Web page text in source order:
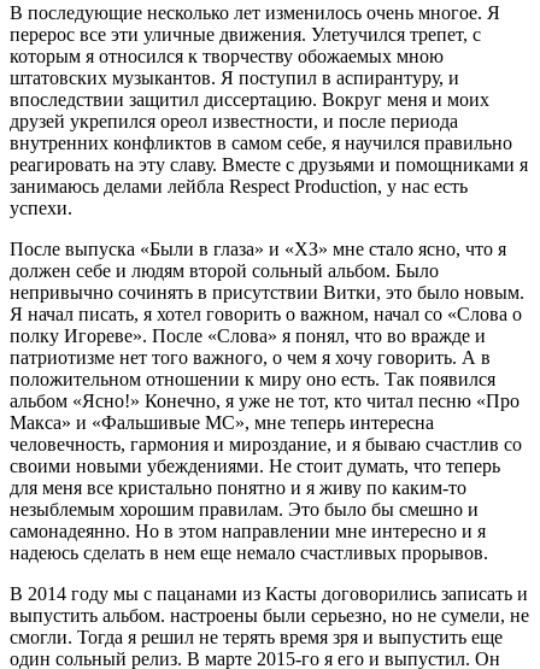
В последующие несколько лет изменилось очень многое. Я
перерос все эти уличные движения. Улетучился трепет, с
которым я относился к творчеству обожаемых мною
штатовских музыкантов. Я поступил в аспирантуру, и
впоследствии защитил диссертацию. Вокруг меня и моих
друзей укрепился ореол известности, и после периода
внутренних конфликтов в самом себе, я научился правильно
реагировать на эту славу. Вместе с друзьями и помощниками я
занимаюсь делами лейбла Respect Production, у нас есть
успехи.
После выпуска «Были в глаза» и «ХЗ» мне стало ясно, что я
должен себе и людям второй сольный альбом. Было
непривычно сочинять в присутствии Витки, это было новым.
Я начал писать, я хотел говорить о важном, начал со «Слова о
полку Игореве». После «Слова» я понял, что во вражде и
патриотизме нет того важного, о чем я хочу говорить. А в
положительном отношении к миру оно есть. Так появился
альбом «Ясно!» Конечно, я уже не тот, кто читал песню «Про
Макса» и «Фальшивые МС», мне теперь интересна
человечность, гармония и мироздание, и я бываю счастлив со
своими новыми убеждениями. Не стоит думать, что теперь
для меня все кристально понятно и я живу по каким‑то
незыблемым хорошим правилам. Это было бы смешно и
самонадеянно. Но в этом направлении мне интересно и я
надеюсь сделать в нем еще немало счастливых прорывов.
В 2014 году мы с пацанами из Касты договорились записать и
выпустить альбом. настроены были серьезно, но не сумели, не
смогли. Тогда я решил не терять время зря и выпустить еще
один сольный релиз. В марте 2015-го я его и выпустил. Он